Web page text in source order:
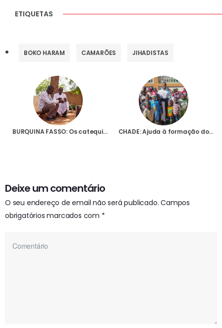
ETIQUETAS
BOKO HARAM CAMARÕES JIHADISTAS
BURQUINA FASSO: Os catequistas são um dos alvos dos jihadistas neste país de África CHADE: Ajuda à formação dos futuros sacerdotes do vicariato apostólico de Mongo
Deixe um comentário
O seu endereço de email não será publicado. Campos
obrigatórios marcados com *